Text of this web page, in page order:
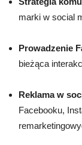
marki w social
Prowadzenie
bieżąca
Reklama w
Facebooku,